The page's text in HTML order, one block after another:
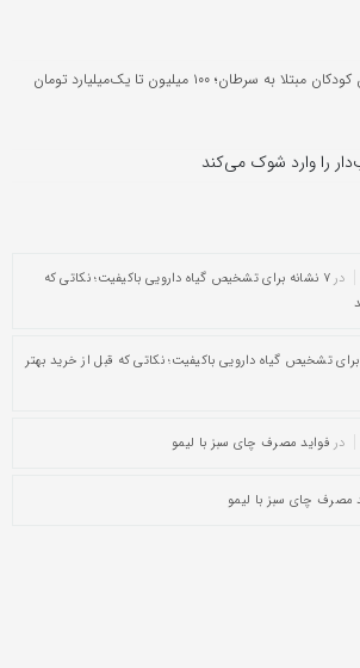
به سرطان؛ ۱۰۰ میلیون تا یک‌میلیارد تومان
را وارد شوک می‌کند
در
۷ نشانه برای تشخیص گیاه دارویی باکیفیت؛ نکاتی که
برای تشخیص گیاه دارویی باکیفیت؛ نکاتی که قبل از خرید بهتر
در فواید مصرف چای سبز با لیمو
مصرف چای سبز با لیمو